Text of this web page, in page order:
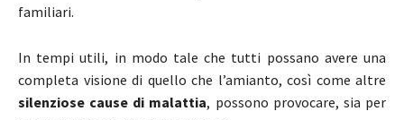
familiari.
In tempi utili, in modo tale che tutti possano avere una
completa visione di quello che l’amianto, così come altre
silenziose cause di malattia, possono provocare, sia per